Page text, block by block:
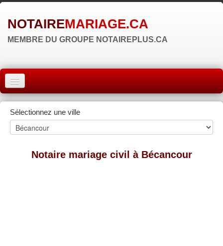
NOTAIREMARIAGE.CA
MEMBRE DU GROUPE NOTAIREPLUS.CA
ACCUEIL
MONTRÉAL
QUÉBEC
LAVAL
Sélectionnez une ville
Notaire mariage civil à Bécancour